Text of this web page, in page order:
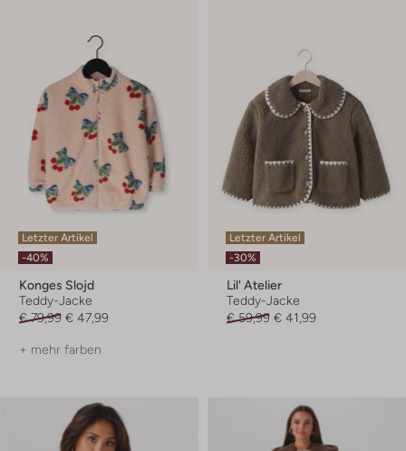
Letzter Artikel
-40%
Konges Slojd
Teddy-Jacke
€ 79,99 € 47,99
+ mehr farben
Letzter Artikel
-30%
Lil' Atelier
Teddy-Jacke
€ 59,99 € 41,99